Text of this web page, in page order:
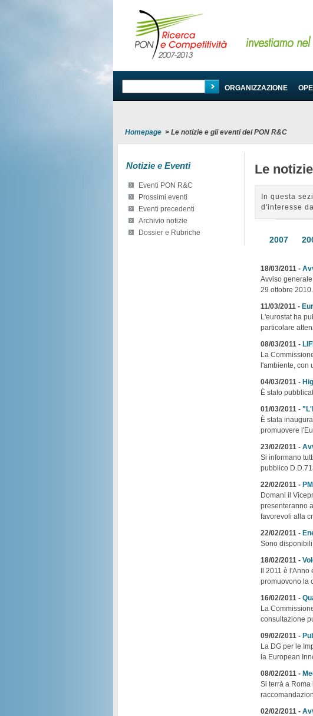
PROGRAMMA ORGANIZZAZIONE
Homepage > Le notizie e gli eventi del PON R&C
Notizie e Eventi
Eventi PON R&C
Prossimi eventi
Eventi precedenti
Archivio notizie
Dossier e Rubriche
Le
In questa
d'interesse
2007
18/03/2011 -
Avviso
29 ottobre 2010.
11/03/2011 -
L'eurostat ha
particolare
08/03/2011 -
La
l'ambiente, con
04/03/2011 -
È stato
01/03/2011 -
È stata
promuovere
23/02/2011 -
Si informano
pubblico
22/02/2011 -
Domani il
presenteranno
favorevoli alla
22/02/2011 -
Sono
18/02/2011 -
Il 2011 è l'Anno
promuovono la
16/02/2011 -
La
consultazione
09/02/2011 -
La DG per le
la European
08/02/2011 -
Si terrà a
02/02/2011 -